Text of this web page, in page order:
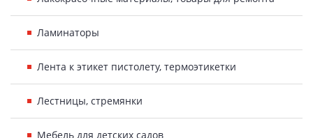
Ламинаторы
Лента к этикет пистолету, термоэтикетки
Лестницы, стремянки
Мебель для детских садов